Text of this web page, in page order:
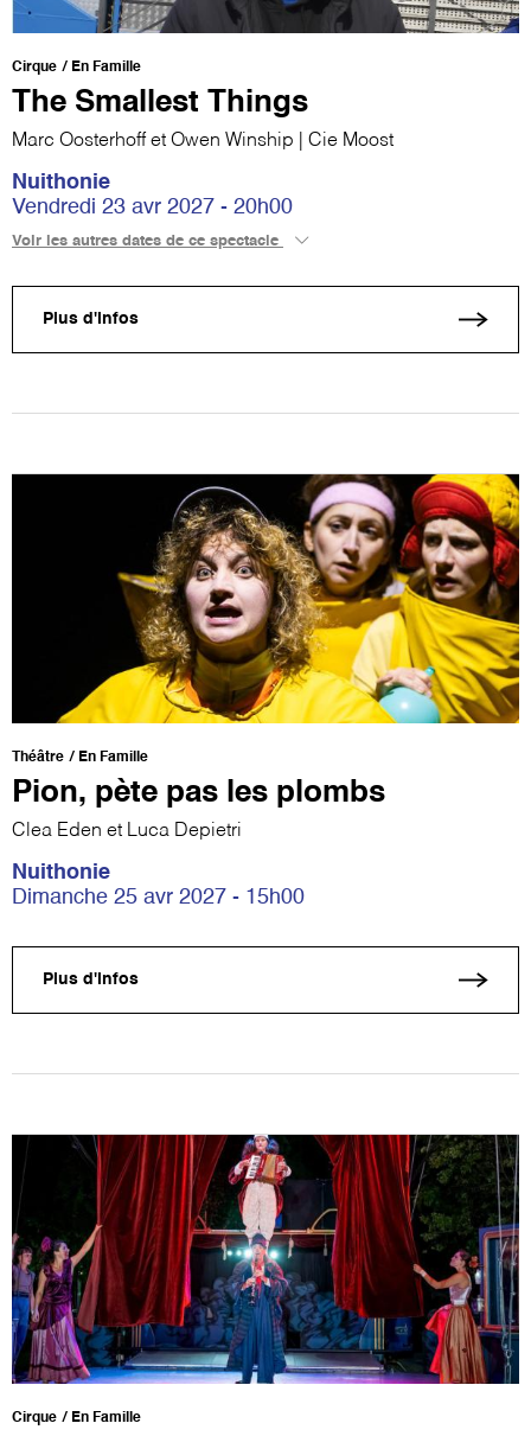
Cirque En Famille
The Smallest Things
Marc Oosterhoff et Owen Winship | Cie Moost
Nuithonie
Vendredi 23 avr 2027 - 20h00
Voir les autres dates de ce spectacle
Plus d'infos
Théâtre En Famille
Pion, pète pas les plombs
Clea Eden et Luca Depietri
Nuithonie
Dimanche 25 avr 2027 - 15h00
Plus d'infos
Cirque En Famille